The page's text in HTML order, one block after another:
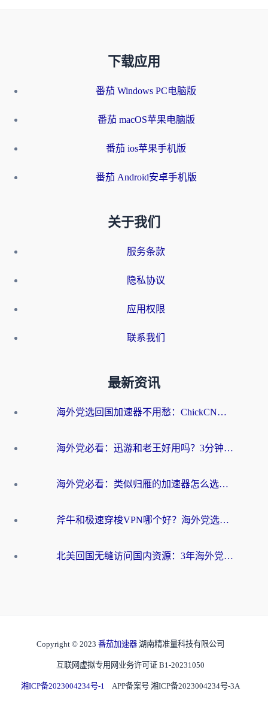
下载应用
番茄 Windows PC电脑版
番茄 macOS苹果电脑版
番茄 ios苹果手机版
番茄 Android安卓手机版
关于我们
服务条款
隐私协议
应用权限
联系我们
最新资讯
海外党选回国加速器不用愁：ChickCN和洞见哪个好？一篇搞定所有疑问
海外党必看：迅游和老王好用吗？3分钟选对加速国内网络的加速器
海外党必看：类似归雁的加速器怎么选？一篇搞定无缝访问国内资源
斧牛和极速穿梭VPN哪个好？海外党选回国加速器必看的真实对比与避坑指南
北美回国无缝访问国内资源：3年海外党亲测的加速器选择指南
Copyright © 2023 番茄加速器 湖南精准量科技有限公司
互联网虚拟专用网业务许可证 B1-20231050
湘ICP备2023004234号-1 APP备案号 湘ICP备2023004234号-3A